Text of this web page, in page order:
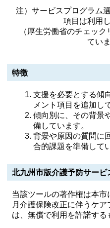
注）サービスプログラム
項目は利用
（厚生労働省のチェッ
てい
特徴
支援を必要とする傾
メント項目を追加し
傾向別に、その背景
備しています。
背景や原因の質問に
合的課題を準備して
北九州市版介護予防サービ
当該ツールの著作権は本
月介護保険改正に伴うケ
は、無償で利用を許諾する